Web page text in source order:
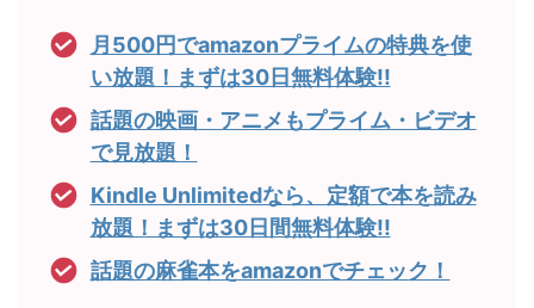
月500円でamazonプライムの特典を使
い放題！まずは30日無料体験!!
話題の映画・アニメもプライム・ビデオ
で見放題！
Kindle Unlimitedなら、定額で本を読み
放題！まずは30日間無料体験!!
話題の麻雀本をamazonでチェック！